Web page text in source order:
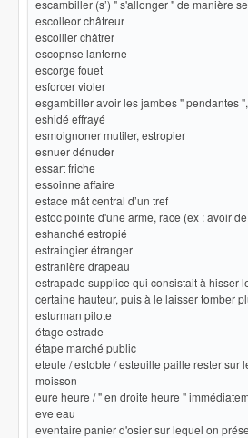
escambiller (s’) " s'allonger " de manière
escolleor châtreur
escollier châtrer
escopnse lanterne
escorge fouet
esforcer violer
esgambiller avoir les jambes " pendantes
eshidé effrayé
esmoignoner mutiler, estropier
esnuer dénuder
essart friche
essoinne affaire
estace mât central d’un tref
estoc pointe d'une arme, race (ex : avoir de
eshanché estropié
estraingier étranger
estranière drapeau
estrapade supplice qui consistait à hisser
certaine hauteur, puis à le laisser tomber
esturman pilote
étage estrade
étape marché public
eteule / estoble / esteuille paille rester sur
moisson
eure heure / " en droite heure "
eve eau
eventaire panier d'osier sur lequel on